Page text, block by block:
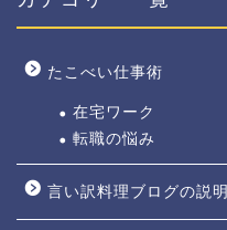
たこべい仕事術
在宅ワーク
転職の悩み
言い訳料理ブログの説明